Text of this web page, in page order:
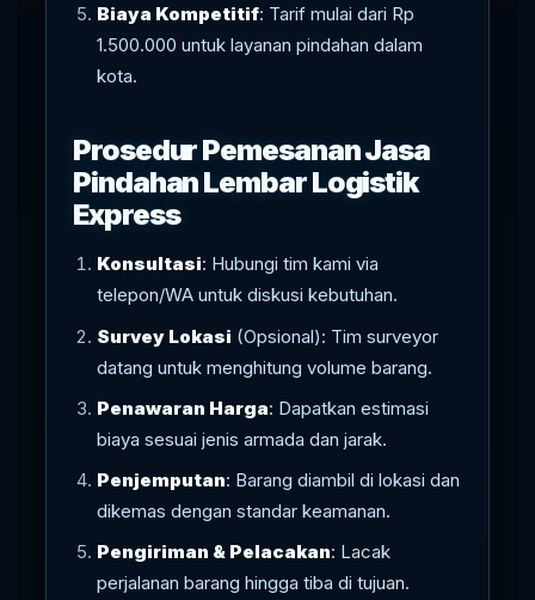
Biaya Kompetitif: Tarif mulai dari Rp
1.500.000 untuk layanan pindahan dalam
kota.
Prosedur Pemesanan Jasa
Pindahan Lembar Logistik
Express
Konsultasi: Hubungi tim kami via
telepon/WA untuk diskusi kebutuhan.
Survey Lokasi (Opsional): Tim surveyor
datang untuk menghitung volume barang.
Penawaran Harga: Dapatkan estimasi
biaya sesuai jenis armada dan jarak.
Penjemputan: Barang diambil di lokasi dan
dikemas dengan standar keamanan.
Pengiriman & Pelacakan: Lacak
perjalanan barang hingga tiba di tujuan.